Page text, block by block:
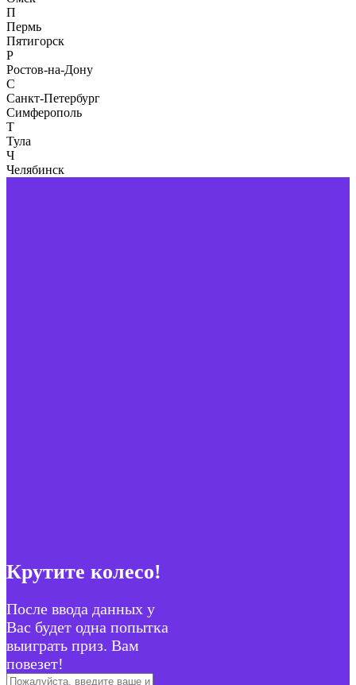
П
Пермь
Пятигорск
Р
Ростов-на-Дону
С
Санкт-Петербург
Симферополь
Т
Тула
Ч
Челябинск
Крутите колесо!
После ввода данных у
Вас будет одна попытка
выиграть приз. Вам
повезет!